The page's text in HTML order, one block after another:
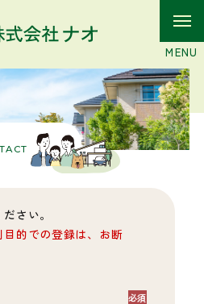
さい。
的での登録は、お断